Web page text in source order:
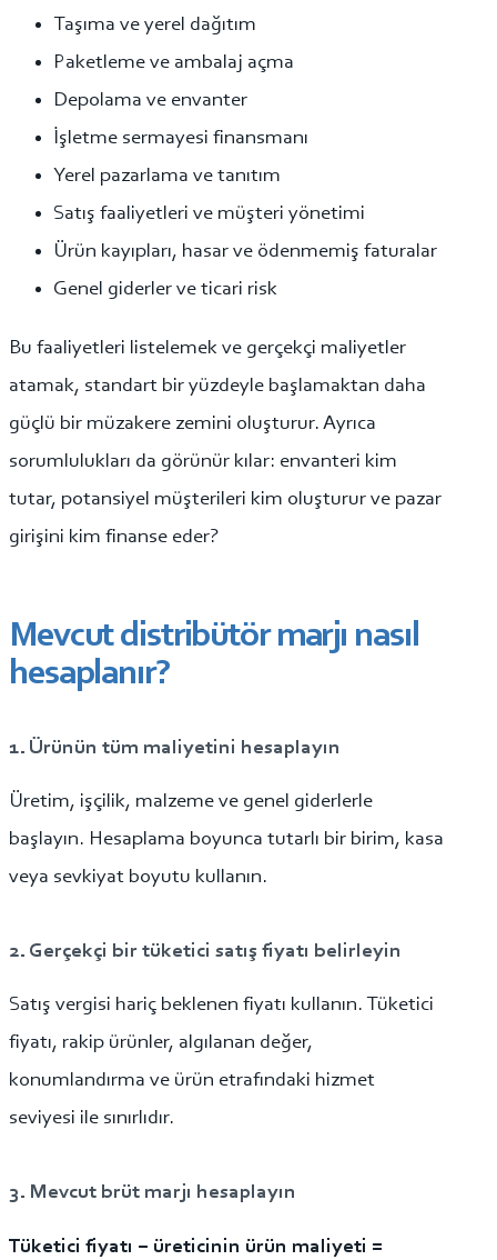
Taşıma ve yerel dağıtım
Paketleme ve ambalaj açma
Depolama ve envanter
İşletme sermayesi finansmanı
Yerel pazarlama ve tanıtım
Satış faaliyetleri ve müşteri yönetimi
Ürün kayıpları, hasar ve ödenmemiş faturalar
Genel giderler ve ticari risk
Bu faaliyetleri listelemek ve gerçekçi maliyetler
atamak, standart bir yüzdeyle başlamaktan daha
güçlü bir müzakere zemini oluşturur. Ayrıca
sorumlulukları da görünür kılar: envanteri kim
tutar, potansiyel müşterileri kim oluşturur ve pazar
girişini kim finanse eder?
Mevcut distribütör marjı nasıl
hesaplanır?
1. Ürünün tüm maliyetini hesaplayın
Üretim, işçilik, malzeme ve genel giderlerle
başlayın. Hesaplama boyunca tutarlı bir birim, kasa
veya sevkiyat boyutu kullanın.
2. Gerçekçi bir tüketici satış fiyatı belirleyin
Satış vergisi hariç beklenen fiyatı kullanın. Tüketici
fiyatı, rakip ürünler, algılanan değer,
konumlandırma ve ürün etrafındaki hizmet
seviyesi ile sınırlıdır.
3. Mevcut brüt marjı hesaplayın
Tüketici fiyatı − üreticinin ürün maliyeti =